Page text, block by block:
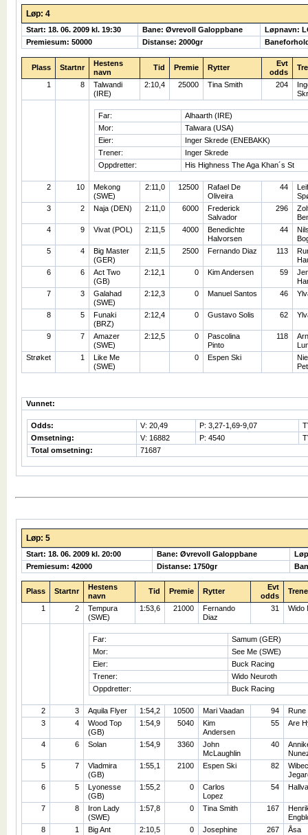
Løp: 4
Start: 18. 06. 2009 kl. 19:30 Bane: Øvrevoll Galoppbane
Løpnavn:
Premiesum: 50000
Distanse: 2000gr
Plass Startnr
Hestens
navn
Tid Premie Rytter
Evt
odds
1 8
Talwandi
(IRE)
2:10,4 25000 Tina Smith 204
Far:
Alhaarth (IRE)
Mor:
Talwara (USA)
Eier:
Inger Skrede (ENEBAKK)
Trener:
Inger Skrede
Oppdretter:
His Highness The Aga Khan´s St
2 10
Mekong
(SWE)
2:11,0 12500
Rafael De
Oliveira
44
3
2 Naja (DEN) 2:11,0 6000
Frederick
Salvador
296
4
9 Vivat (POL) 2:11,5 4000
Benedichte
Halvorsen
44
5
4
Big Master
(GER)
2:11,5 2500 Fernando Diaz 113
6
6
Act Two
(GB)
2:12,1 0 Kim Andersen 59
7
3
Galahad
(SWE)
2:12,3 0 Manuel Santos 46
8 5
Funaki
(BRZ)
2:12,4 0 Gustavo Solis 62
9 7
Amazer
(SWE)
2:12,5 0
Pascolina
Pinto
118
Strøket
1
Like Me
(SWE)
0 Espen Ski
Vunnet:
Odds: V: 20,49 P: 3,27-1,69-9,07
Omsetning:
V: 16882 P: 4540
Total omsetning:
71687
Løp: 5
Start: 18. 06. 2009 kl. 20:00 Bane: Øvrevoll Galoppbane
Premiesum: 42000
Distanse: 1750gr
Plass Startnr
Hestens
navn
Tid Premie Rytter
Evt
odds
1 2
Tempura
(SWE)
1:53,6 21000
Fernando
Diaz
31 Wido
Far:
Samum (GER)
Mor:
See Me (SWE)
Eier:
Buck Racing
Trener:
Wido Neuroth
Oppdretter:
Buck Racing
2 3 Aquila Flyer 1:54,2 10500 Mari Vaadan 94
3
4
Wood Top
(GB)
1:54,9 5040
Kim
Andersen
55 Are
4 6 Solan 1:54,9 3360
John
McLaughlin
40
5
7
Vladmira
(GB)
1:55,1 2100 Espen Ski 82
6
5
Lyonesse
(GB)
1:55,2 0
Carlos
Lopez
54
7 8
Iron Lady
(SWE)
1:57,8 0 Tina Smith 167
8
1
Big Ant
2:10,5 0
Josephine
267
Åsa